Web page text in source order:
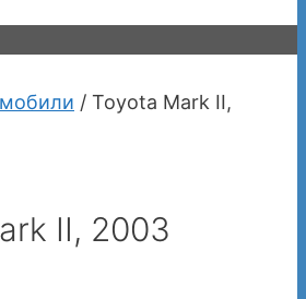
/ Toyota Mark II,
II, 2003